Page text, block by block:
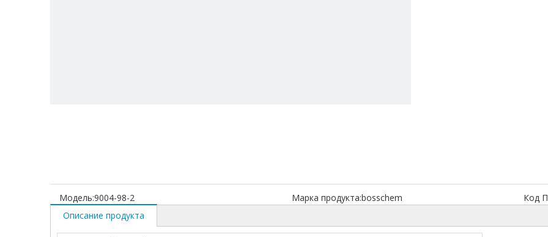
Модель:9004-98-2 Марка продукта:bosschem Код
Описание продукта